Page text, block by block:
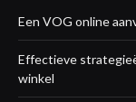
Een VOG online
Effectieve
winkel